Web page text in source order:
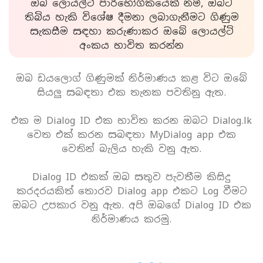
ඔබ ලොයල්ටි පාරිභෝගිකයෙක් නම්, ඔබට
තිබිය හැකි විශේෂ දීමනා ලබාගැනීමට ගිණුම
සැකසීම සඳහා කරුණාකර ඔබේ ලොයල්ටි
අංකය භාවිත කරන්න
ඔබ ඩයලොග් ගිණුමක් නිර්මාණය කළ විට ඔබේ
සියලු සබඳතා එක තැනක පවතිනු ඇත.
එක ම Dialog ID එක භාවිත කරන ඔබට Dialog.lk
වෙත එක් කරන සබඳතා MyDialog app එක
වෙතින් බැලිය හැකි වනු ඇත.
Dialog ID එකක් ඔබ සතුව පැවතීම කිසිදු
කරදරයකිත් තොරව Dialog app එකට Log වීමට
ඔබට උපකාර වනු ඇත. අපි ඔබගේ Dialog ID එක
නිර්මාණය කරමු.